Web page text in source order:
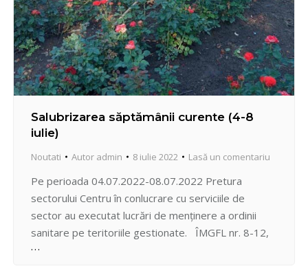
Salubrizarea săptămânii curente (4-8
iulie)
Noutati Autor admin 8 iulie 2022 Lasă un comentariu
Pe perioada 04.07.2022-08.07.2022 Pretura
sectorului Centru în conlucrare cu serviciile de
sector au executat lucrări de menținere a ordinii
sanitare pe teritoriile gestionate. ÎMGFL nr. 8-12,
APLP, ACC, CCL, Fondul Departamental -